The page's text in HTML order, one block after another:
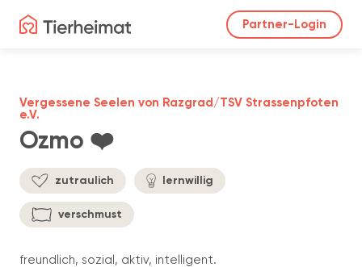
Partner-Login
Ozmo ❤️
Vergessene Seelen von Razgrad/TSV Strassenpfoten
e.V.
zutraulich lernwillig
verschmust
freundlich, sozial, aktiv, intelligent.